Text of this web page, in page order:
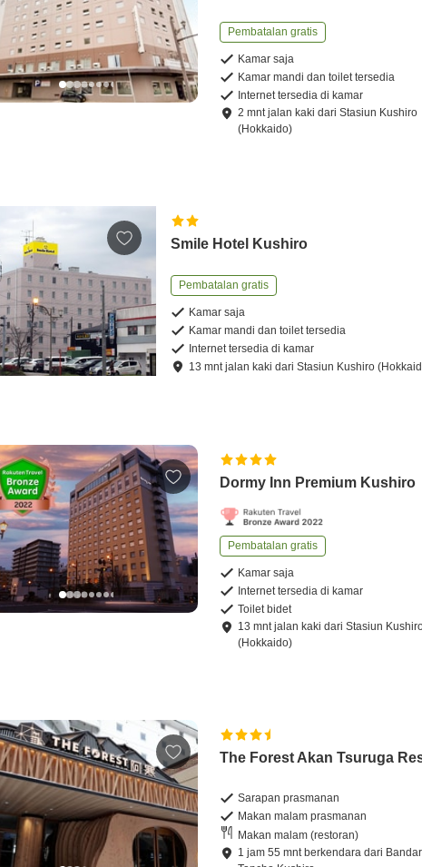
Pembatalan gratis
Kamar saja
Kamar mandi dan toilet tersedia
Internet tersedia di kamar
2 mntjalan kaki dariStasiun Kushiro
(Hokkaido)
Smile Hotel Kushiro
Pembatalan gratis
Kamar saja
Kamar mandi dan toilet tersedia
Internet tersedia di kamar
13 mntjalan kaki dariStasiun Kushiro
Dormy Inn Premium Kushiro
Pembatalan gratis
Kamar saja
Internet tersedia di kamar
Toilet bidet
13 mntjalan kaki dariStasiun
(Hokkaido)
The Forest Akan Tsuruga
Sarapan prasmanan
Makan malam prasmanan
Makan malam (restoran)
1 jam55 mnt berkendara dari